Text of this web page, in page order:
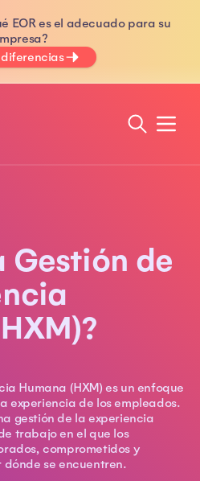
EOR es el adecuado para su
Gestión de
Humana (HXM) es un enfoque
experiencia de los empleados.
gestión de la experiencia
trabajo en el que los
comprometidos y
se encuentren.